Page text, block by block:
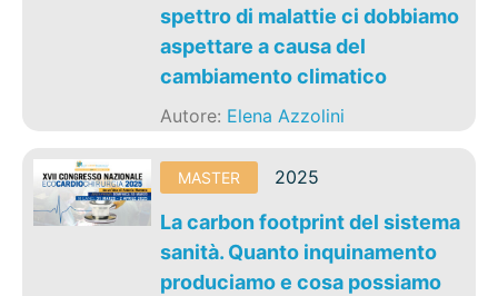
spettro di malattie ci dobbiamo
aspettare a causa del
cambiamento climatico
Autore: Elena Azzolini
MASTER 2025
La carbon footprint del sistema
sanità. Quanto inquinamento
produciamo e cosa possiamo